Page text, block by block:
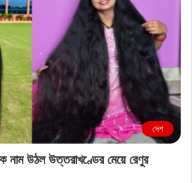
দেশ
নাম উঠল উত্তরাখণ্ডের মেয়ে রেণুর